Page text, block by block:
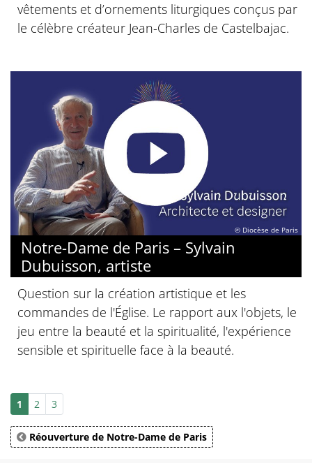
vêtements et d’ornements liturgiques conçus par
le célèbre créateur Jean-Charles de Castelbajac.
© Diocèse de Paris
Notre-Dame de Paris – Sylvain
Dubuisson, artiste
Question sur la création artistique et les
commandes de l'Église. Le rapport aux l'objets, le
jeu entre la beauté et la spiritualité, l'expérience
sensible et spirituelle face à la beauté.
1 2 3
Réouverture de Notre-Dame de Paris